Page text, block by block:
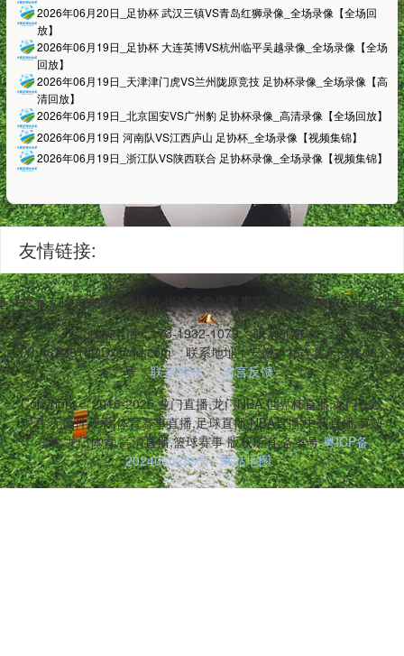
2026年06月20日_足协杯 武汉三镇VS青岛红狮录像_全场录像【全场回
放】
2026年06月19日_足协杯 大连英博VS杭州临平吴越录像_全场录像【全场
回放】
2026年06月19日_天津津门虎VS兰州陇原竞技 足协杯录像_全场录像【高
清回放】
2026年06月19日_北京国安VS广州豹 足协杯录像_高清录像【全场回放】
2026年06月19日 河南队VS江西庐山 足协杯_全场录像【视频集锦】
2026年06月19日_浙江队VS陕西联合 足协杯录像_全场录像【视频集锦】
友情链接:
观看支持无插件高清播放,提供多角度赛事实况和精彩回放。平台
联系电话：173-1932-1079
联系邮箱：
fYhA3Z361dODx@qq.com
联系地址：安徽省祁连县永安路083
号
联系我们
留言反馈
Copyright © 2016-2025 龙门直播,龙门NBA,世界杯直播,龙门在线
观看,无插件观看,体育赛事直播,足球直播,NBA直播,中超直播,英超
在线,龙门体育,高清直播,篮球赛事 版权所有 备案号:粤ICP备
2024060285号 网站地图